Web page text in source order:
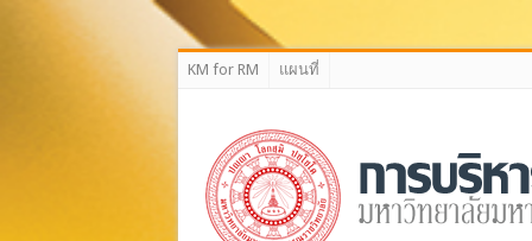
กลุ่มงานบริหารความเสี่ยง สำนักงานตรวจสอบภายใน
KM for RM แผนที่